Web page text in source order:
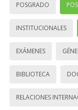
POSGRADO
INSTITUCIONALES
EXÁMENES
BIBLIOTECA
RELACIONES